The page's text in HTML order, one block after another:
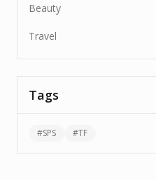
Beauty
Travel
Tags
#SPS #TF